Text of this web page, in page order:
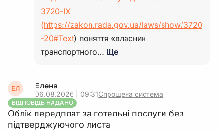
3720-IX
(https://zakon.rada.gov.ua/laws/show/3720
-20#Text) поняття «власник
транспортного… Ще
ЕЛ Елена
06.08.2026 | 09:31Спрощена система
ВІДПОВІДЬ НАДАНО
Облік передплат за готельні послуги без
підтверджуючого листа